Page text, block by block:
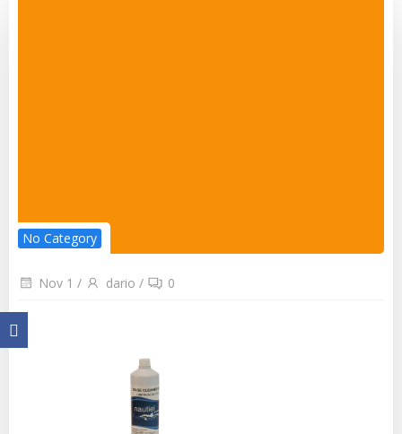
No Category
Nov 1 / dario / 0